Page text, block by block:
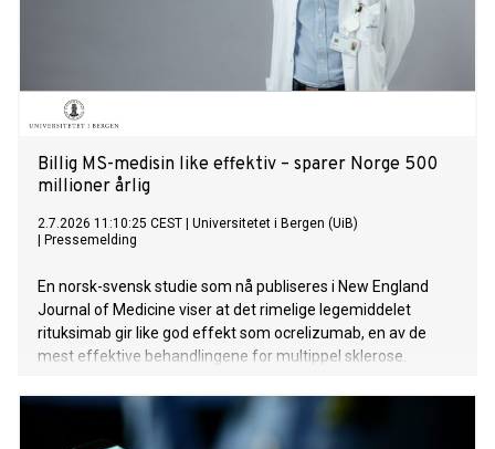
Billig MS-medisin like effektiv – sparer Norge 500
millioner årlig
2.7.2026 11:10:25 CEST
Universitetet i Bergen (UiB)
Pressemelding
En norsk-svensk studie som nå publiseres i New England
Journal of Medicine viser at det rimelige legemiddelet
rituksimab gir like god effekt som ocrelizumab, en av de
mest effektive behandlingene for multippel sklerose.
rundt 500 millioner kroner hvert år.